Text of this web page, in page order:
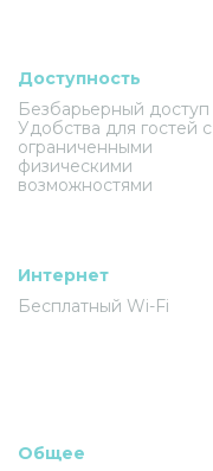
Доступность
Безбарьерный доступ
Удобства для гостей с
ограниченными
физическими
возможностями
Интернет
Бесплатный Wi-Fi
Общее